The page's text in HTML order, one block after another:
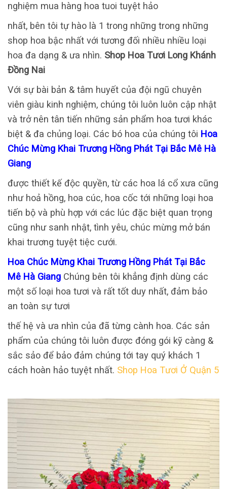
nghiệm mua hàng hoa tuoi tuyệt hảo
nhất, bên tôi tự hào là 1 trong những trong những
shop hoa bậc nhất với tương đối nhiều nhiều loại
hoa đa dạng & ưa nhìn. Shop Hoa Tươi Long Khánh
Đồng Nai
Với sự bài bản & tâm huyết của đội ngũ chuyên
viên giàu kinh nghiệm, chúng tôi luôn luôn cập nhật
và trở nên tân tiến những sản phẩm hoa tươi khác
biệt & đa chủng loại. Các bó hoa của chúng tôi Hoa
Chúc Mừng Khai Trương Hồng Phát Tại Bắc Mê Hà
Giang
được thiết kế độc quyền, từ các hoa lá cổ xưa cũng
như hoả hồng, hoa cúc, hoa cốc tới những loại hoa
tiến bộ và phù hợp với các lúc đặc biệt quan trọng
cũng như sanh nhật, tình yêu, chúc mừng mở bán
khai trương tuyệt tiệc cưới.
Hoa Chúc Mừng Khai Trương Hồng Phát Tại Bắc
Mê Hà Giang Chúng bên tôi khẳng định dùng các
một số loại hoa tươi và rất tốt duy nhất, đảm bảo
an toàn sự tươi
thế hệ và ưa nhìn của đã từng cành hoa. Các sản
phẩm của chúng tôi luôn được đóng gói kỹ càng &
sắc sảo để bảo đảm chúng tới tay quý khách 1
cách hoàn hảo tuyệt nhất. Shop Hoa Tươi Ở Quận 5